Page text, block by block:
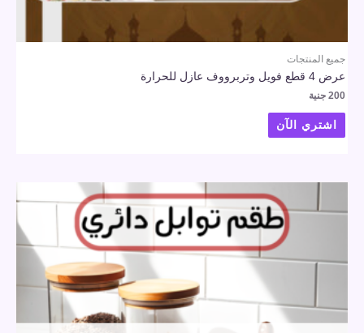
جميع المنتجات
عرض 4 قطع فويل وتربرووف عازل للحرارة
200 جنية
اشتري الآن